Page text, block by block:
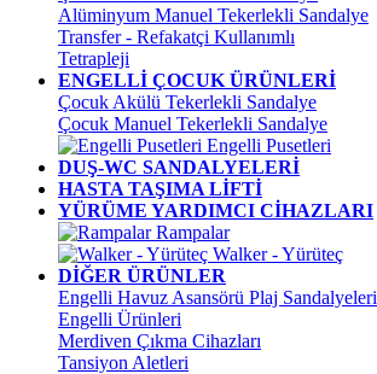
Alüminyum Manuel Tekerlekli Sandalye
Transfer - Refakatçi Kullanımlı
Tetrapleji
ENGELLİ ÇOCUK ÜRÜNLERİ
Çocuk Akülü Tekerlekli Sandalye
Çocuk Manuel Tekerlekli Sandalye
Engelli Pusetleri
DUŞ-WC SANDALYELERİ
HASTA TAŞIMA LİFTİ
YÜRÜME YARDIMCI CİHAZLARI
Rampalar
Walker - Yürüteç
DİĞER ÜRÜNLER
Engelli Havuz Asansörü Plaj Sandalyeleri
Engelli Ürünleri
Merdiven Çıkma Cihazları
Tansiyon Aletleri